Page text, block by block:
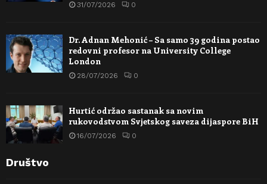
31/07/2026 0
Dr. Adnan Mehonić – Sa samo 39 godina postao
redovni profesor na University College
London
28/07/2026 0
Hurtić održao sastanak sa novim
rukovodstvom Svjetskog saveza dijaspore BiH
16/07/2026 0
Društvo